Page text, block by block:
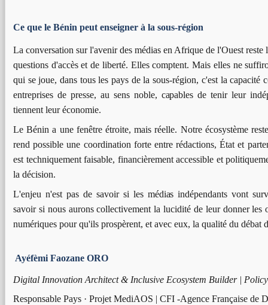
Ce que le Bénin peut enseigner à la sous-région
La conversation sur l'avenir des médias en Afrique de l'Ouest reste
questions d'accès et de liberté. Elles comptent. Mais elles ne
qui se joue, dans tous les pays de la sous-région, c'est la capacité
entreprises de presse, au sens noble, capables de tenir leur
tiennent leur économie.
Le Bénin a une fenêtre étroite, mais réelle. Notre écosystème
rend possible une coordination forte entre rédactions, État et
est techniquement faisable, financièrement accessible et
la décision.
L'enjeu n'est pas de savoir si les médias indépendants vont
savoir si nous aurons collectivement la lucidité de leur donner les
numériques pour qu'ils prospèrent, et avec eux, la qualité du débat
Ayéfèmi Faozane ORO
Digital Innovation Architect & Inclusive Ecosystem Builder |
Responsable Pays · Projet MediAOS | CFI -Agence Française de